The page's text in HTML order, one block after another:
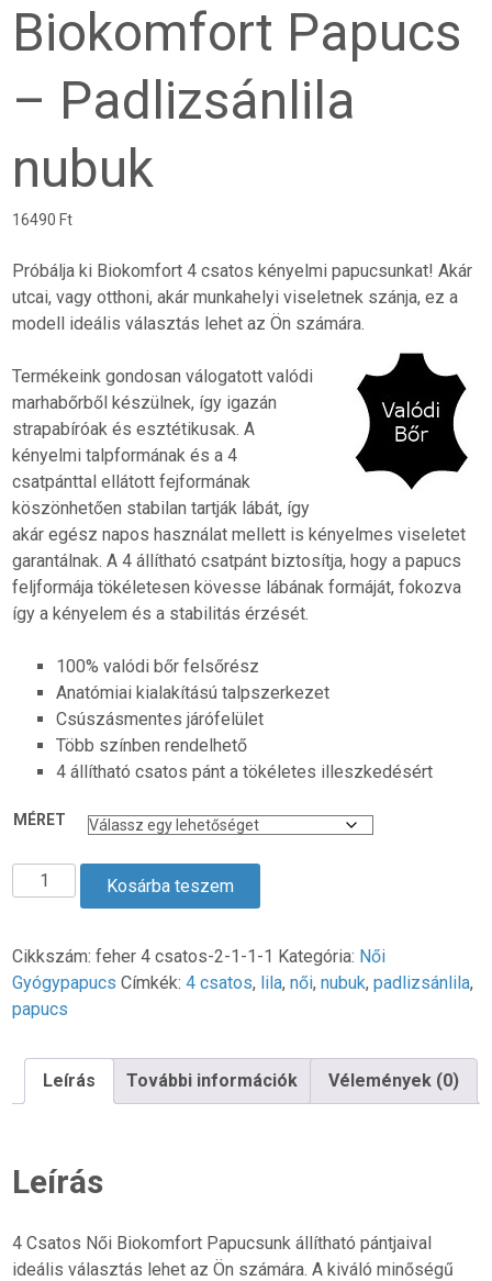
Biokomfort Papucs
– Padlizsánlila
nubuk
16490 Ft
Próbálja ki Biokomfort 4 csatos kényelmi papucsunkat! Akár
utcai, vagy otthoni, akár munkahelyi viseletnek szánja, ez a
modell ideális választás lehet az Ön számára.
Termékeink gondosan válogatott valódi
marhabőrből készülnek, így igazán
strapabíróak és esztétikusak. A
kényelmi talpformának és a 4
csatpánttal ellátott fejformának
köszönhetően stabilan tartják lábát, így
akár egész napos használat mellett is kényelmes viseletet
garantálnak. A 4 állítható csatpánt biztosítja, hogy a papucs
feljformája tökéletesen kövesse lábának formáját, fokozva
így a kényelem és a stabilitás érzését.
100% valódi bőr felsőrész
Anatómiai kialakítású talpszerkezet
Csúszásmentes járófelület
Több színben rendelhető
4 állítható csatos pánt a tökéletes illeszkedésért
MÉRET
Csatos
Biokomfort
Papucs
-
nubuk
mennyiség
Kosárba teszem
Cikkszám:feher 4 csatos-2-1-1-1 Kategória: Női
Gyógypapucs Címkék:4 csatos, lila,női,nubuk,padlizsánlila,
papucs
Leírás További információk Vélemények (0)
Leírás
4 Csatos Női Biokomfort Papucsunk állítható pántjaival
ideális választás lehet az Ön számára. A kiváló minőségű